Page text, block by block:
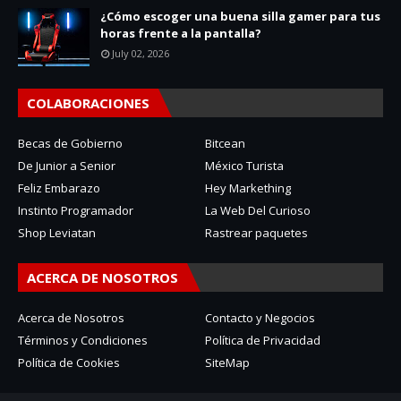
¿Cómo escoger una buena silla gamer para tus
horas frente a la pantalla?
July 02, 2026
COLABORACIONES
Becas de Gobierno
Bitcean
De Junior a Senior
México Turista
Feliz Embarazo
Hey Markething
Instinto Programador
La Web Del Curioso
Shop Leviatan
Rastrear paquetes
ACERCA DE NOSOTROS
Acerca de Nosotros
Contacto y Negocios
Términos y Condiciones
Política de Privacidad
Política de Cookies
SiteMap